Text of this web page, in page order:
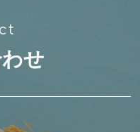
せ